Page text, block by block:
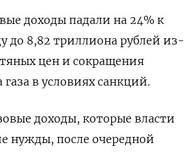
доходы падали на 24% к
до 8,82 триллиона рублей из-
цен и сокращения
в условиях санкций.
доходы, которые власти
нужды, после очередной